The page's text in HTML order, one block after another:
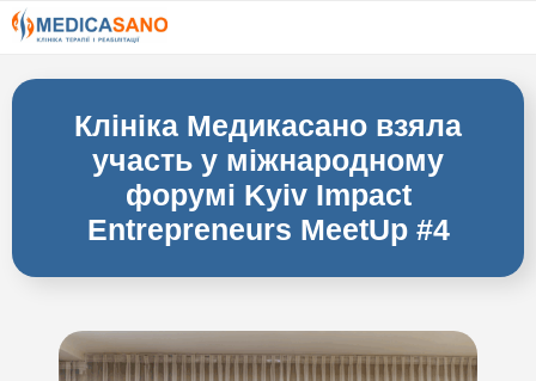
Клініка Медикасано взяла
участь у міжнародному
форумі Kyiv Impact
Entrepreneurs MeetUp #4